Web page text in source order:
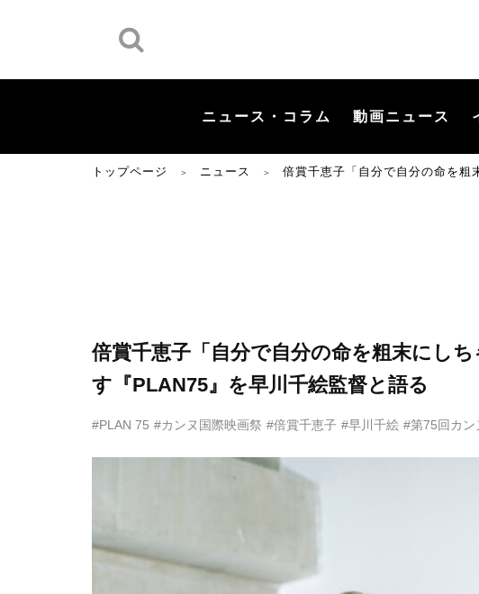
ニュース・コラム 動画ニュース
トップページ ＞ ニュース ＞ 倍賞千恵子「自分で自分の命を粗
倍賞千恵子「自分で自分の命を粗末にし
す『PLAN75』を早川千絵監督と語る
#PLAN 75 #カンヌ国際映画祭 #倍賞千恵子 #早川千絵 #第75回カン